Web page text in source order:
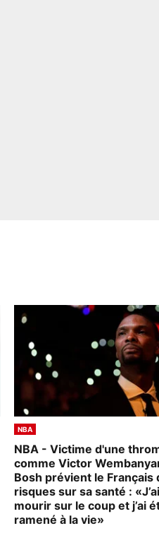
NBA
NBA - Victime d'une
comme Victor
Bosh prévient le Français
risques sur sa santé :
mourir sur le coup et j’ai
ramené à la vie»